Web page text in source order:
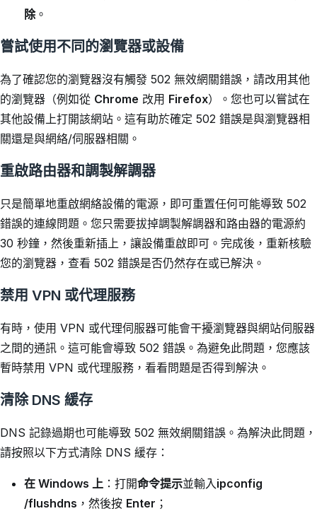
除。
嘗試使用不同的瀏覽器或設備
為了確認您的瀏覽器沒有觸發 502 無效網關錯誤，請改用其他
的瀏覽器（例如從 Chrome 改用 Firefox）。您也可以嘗試在
其他設備上打開該網站。這有助於確定 502 錯誤是與瀏覽器相
關還是與網絡/伺服器相關。
重啟路由器和調製解調器
只是簡單地重啟網絡設備的電源，即可重置任何可能導致 502
錯誤的連線問題。您只需要拔掉調製解調器和路由器的電源約
30 秒鐘，然後重新插上，讓設備重啟即可。完成後，重新核驗
您的瀏覽器，查看 502 錯誤是否仍然存在或已解決。
禁用 VPN 或代理服務
有時，使用 VPN 或代理伺服器可能會干擾瀏覽器與網站伺服器
之間的通訊。這可能會導致 502 錯誤。為避免此問題，您應該
暫時禁用 VPN 或代理服務，看看問題是否得到解決。
清除 DNS 緩存
DNS 記錄過期也可能導致 502 無效網關錯誤。為解決此問題，
請按照以下方式清除 DNS 緩存：
在 Windows 上：打開命令提示並輸入ipconfig
/flushdns ，然後按 Enter ；